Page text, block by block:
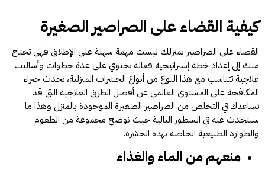
كيفية القضاء على الصراصير الصغيرة
القضاء على الصراصير بمنزلك ليست مهمة سهلة على الإطلاق فهى تحتاج
منك إلى إعداد خطة إستراتيجية فعالة تحتوي على عدة خطوات وأساليب
علاجية تتناسب مع هذا النوع من أنواع الحشرات المنزلية، تحدث خبراء
المكافحة على المستوى العالمي عن أفضل الطرق العلاجية التى قد
تساعدك في التخلص من الصراصير الصغيرة الموجودة بالمنزل وهذا ما
سنتحدث عنه في السطور التالية حيث نوضح مجموعة من الطعوم
والطوارد الطبيعية الخاصة بهذه الحشرة.
منعهم من الماء والغذاء